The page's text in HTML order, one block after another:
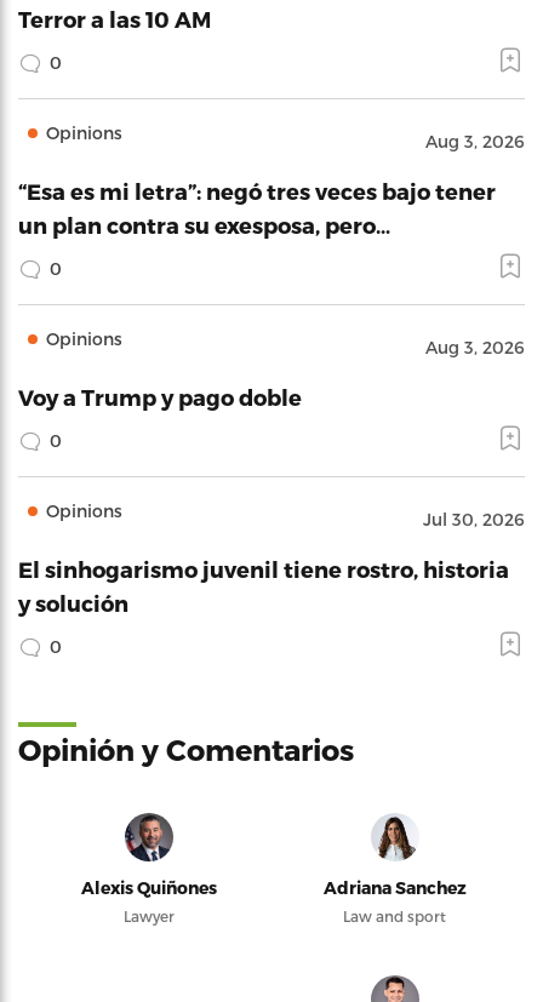
Terror a las 10 AM
0
Opinions Aug 3, 2026
“Esa es mi letra”: negó tres veces bajo tener
un plan contra su exesposa, pero…
0
Opinions Aug 3, 2026
Voy a Trump y pago doble
0
Opinions Jul 30, 2026
El sinhogarismo juvenil tiene rostro, historia
y solución
0
Opinión y Comentarios
Alexis Quiñones
Lawyer
Adriana Sanchez
Law and sport